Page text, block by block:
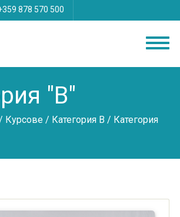
878 570 500
"B"
Курсове/ Категория B / Категория